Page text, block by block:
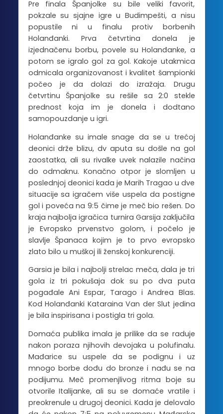
Pre finala Španjolke su bile veliki favorit,
pokzale su sjajne igre u Budimpešti, a nisu
popustile ni u finalu protiv borbenih
Holanđanki. Prva četvrtina donela je
izjednačenu borbu, povele su Holanđanke, a
potom se igralo gol za gol. Kakoje utakmica
odmicala organizovanost i kvalitet šampionki
počeo je da dolazi do izražaja. Drugu
četvrtinu Španjolke su rešile sa 2:0 stekle
prednost koja im je donela i dodtano
samopouzdanje u igri.
Holanđanke su imale snage da se u trećoj
deonici drže blizu, dv aputa su došle na gol
zaostatka, ali su rivalke uvek nalazile načina
do odmaknu. Konačno otpor je slomljen u
poslednjoj deonici kada je Marih Tragao u dve
situacije sa igračem više uspela da postigne
gol i poveća na 9:5 čime je meč bio rešen. Do
kraja najbolja igračica turnira Garsija zaključila
je Evropsko prvenstvo golom, i počelo je
slavlje Španaca kojim je to prvo evropsko
zlato bilo u muškoj ili ženskoj konkurenciji.
Garsia je bila i najbolji strelac meča, dala je tri
gola iz tri pokušaja dok su po dva puta
pogađale Ani Espar, Tarago i Andrea Blas.
Kod Holanđanki Kataraina Van der Slut jedina
je bila inspirisana i postigla tri gola.
Domaća publika imala je prilike da se raduje
nakon poraza njihovih devojaka u polufinalu.
Mađarice su uspele da se podignu i uz
mnogo borbe dođu do bronze i nađu se na
podijumu. Meč promenjlivog ritma boje su
otvorile Italijanke, ali su se domaće vratile i
preokrenule u drugoj deonici. Kada je delovalo